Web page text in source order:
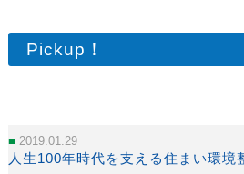
Pickup！
2019.01.29
人生100年時代を支える住まい環